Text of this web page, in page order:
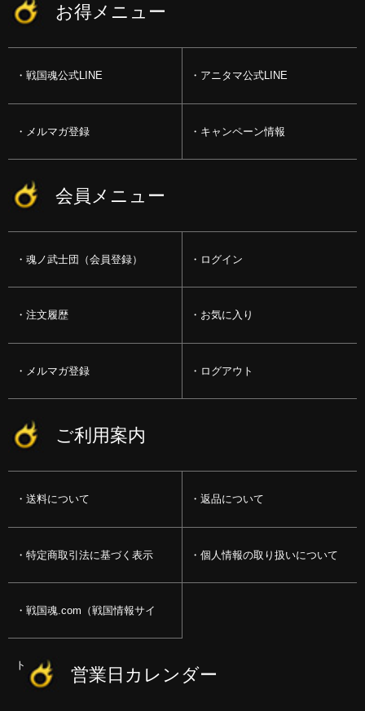
お得メニュー
戦国魂公式LINE アニタマ公式LINE
メルマガ登録 キャンペーン情報
会員メニュー
魂ノ武士団（会員登録） ログイン
注文履歴 お気に入り
メルマガ登録 ログアウト
ご利用案内
送料について 返品について
特定商取引法に基づく表示 個人情報の取り扱いについて
戦国魂.com（戦国情報サイ
ト） 営業日カレンダー